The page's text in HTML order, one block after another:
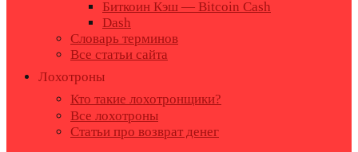
Биткоин Кэш — Bitcoin Cash
Dash
Словарь терминов
Все статьи сайта
Лохотроны
Кто такие лохотронщики?
Все лохотроны
Статьи про возврат денег